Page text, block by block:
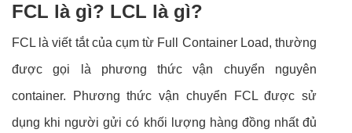
FCL là gì? LCL là gì?
FCL là viết tắt của cụm từ Full Container Load, thường
được gọi là phương thức vận chuyển nguyên
container. Phương thức vận chuyển FCL được sử
dụng khi người gửi có khối lượng hàng đồng nhất đủ